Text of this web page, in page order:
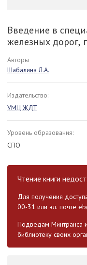
Введение в
железных дорог,
Авторы
Шабалина Л.А.
Издательство:
УМЦ ЖДТ
Уровень образования:
СПО
Чтение книги
Для получения
00-31 или эл. почте
Подведам Минтранса
библиотеку своих